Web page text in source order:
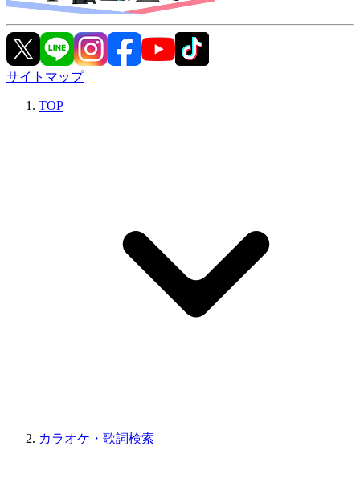
サイトマップ
TOP
カラオケ・歌詞検索